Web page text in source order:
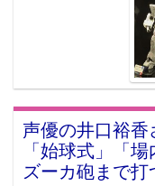
声優の井口裕
「始球式」「
ズーカ砲まで